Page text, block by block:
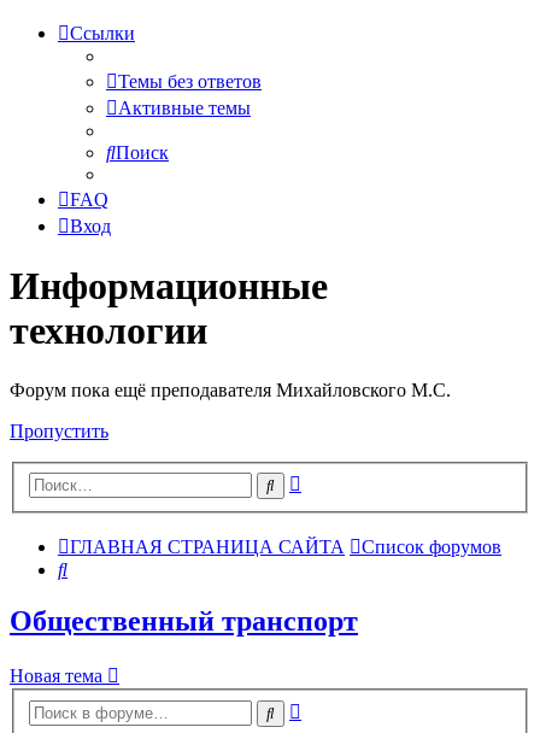
Ссылки
Темы без ответов
Активные темы
Поиск
FAQ
Вход
Информационные
технологии
Форум пока ещё преподавателя Михайловского М.С.
Пропустить
Поиск
ГЛАВНАЯ СТРАНИЦА САЙТА
Список форумов
Поиск
Общественный транспорт
Новая тема
Поиск